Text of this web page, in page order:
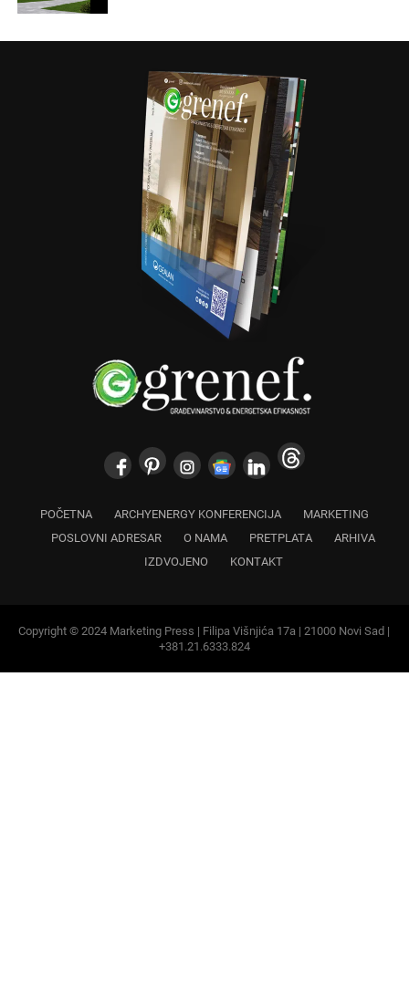
POČETNA ARCHYENERGY KONFERENCIJA
MARKETING
POSLOVNI ADRESAR
O NAMA PRETPLATA
ARHIVA
IZDVOJENO
KONTAKT
Copyright © 2024 Marketing Press | Filipa Višnjića 17a | 21000 Novi Sad |
+381.21.6333.824